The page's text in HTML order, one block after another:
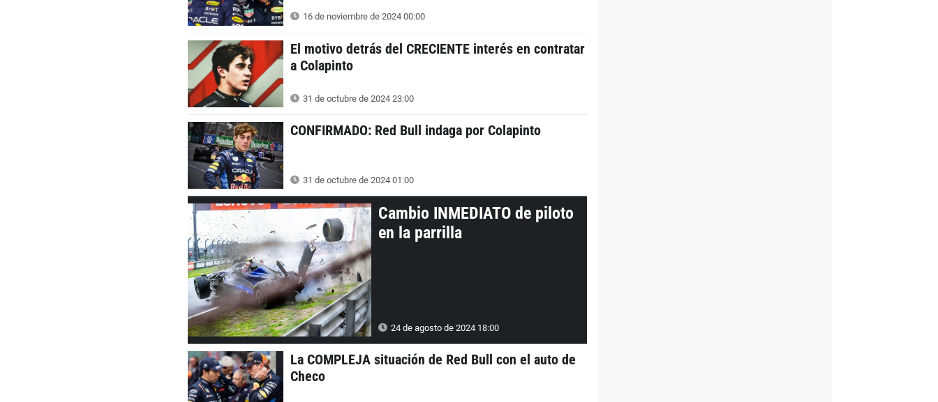
16 de noviembre de 2024 00:00
El motivo detrás del CRECIENTE interés en contratar
a Colapinto
31 de octubre de 2024 23:00
CONFIRMADO: Red Bull indaga por Colapinto
31 de octubre de 2024 01:00
Cambio INMEDIATO de piloto
en la parrilla
24 de agosto de 2024 18:00
La COMPLEJA situación de Red Bull con el auto de
Checo